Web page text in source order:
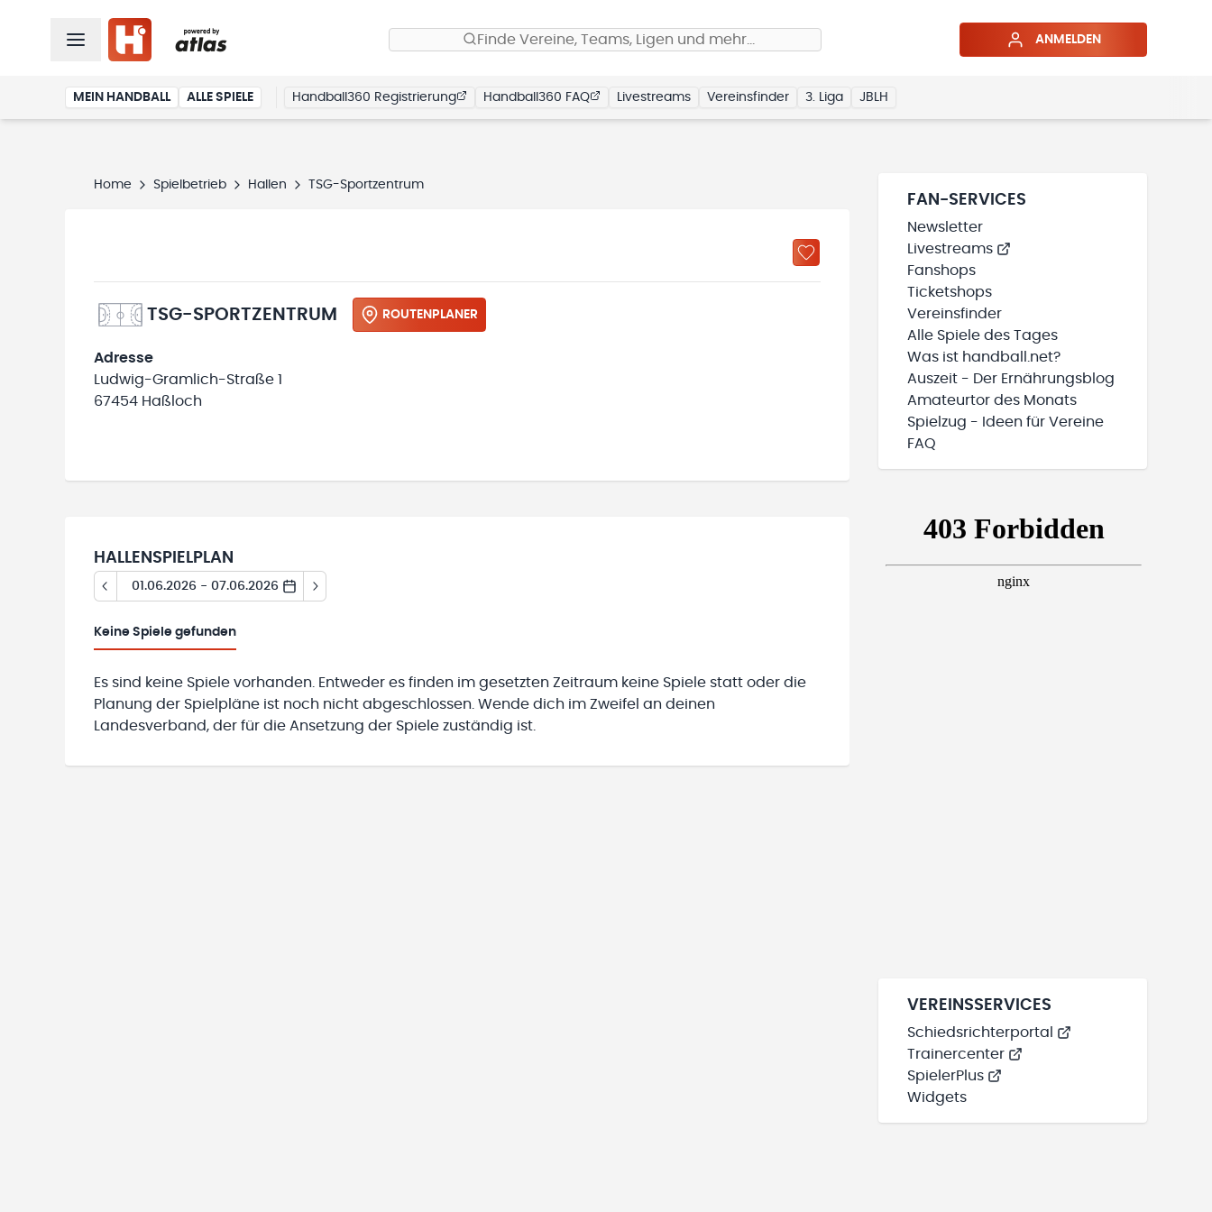
Finde Vereine, Teams, Ligen und mehr… ANMELDEN
MEIN HANDBALL ALLE SPIELE Handball360 Registrierung Handball360 FAQ Livestreams Vereinsfinder 3. Liga JBLH
Home Spielbetrieb Hallen TSG-Sportzentrum
TSG-SPORTZENTRUM ROUTENPLANER
Adresse
Ludwig-Gramlich-Straße 1
67454 Haßloch
HALLENSPIELPLAN
01.06.2026 - 07.06.2026
Keine Spiele gefunden
Es sind keine Spiele vorhanden. Entweder es finden im gesetzten Zeitraum keine Spiele statt oder die
Planung der Spielpläne ist noch nicht abgeschlossen. Wende dich im Zweifel an deinen
Landesverband, der für die Ansetzung der Spiele zuständig ist.
FAN-SERVICES
Newsletter
Livestreams
Fanshops
Ticketshops
Vereinsfinder
Alle Spiele des Tages
Was ist handball.net?
Auszeit - Der Ernährungsblog
Amateurtor des Monats
Spielzug - Ideen für Vereine
FAQ
VEREINSSERVICES
Schiedsrichterportal
Trainercenter
SpielerPlus
Widgets